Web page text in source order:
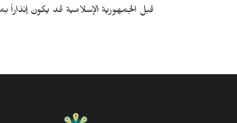
قبل الجمهورية الإسلامية قد يكون إنذاراً